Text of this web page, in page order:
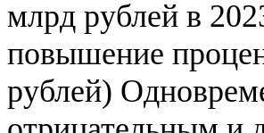
млрд рублей в
повышение
рублей)